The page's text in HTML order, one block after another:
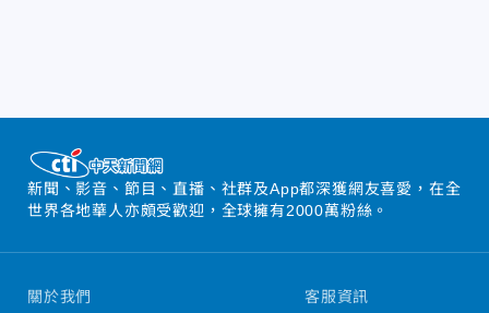
新聞、影音、節目、直播、社群及App都深獲網友喜愛，在全
世界各地華人亦頗受歡迎，全球擁有2000萬粉絲。
關於我們 客服資訊